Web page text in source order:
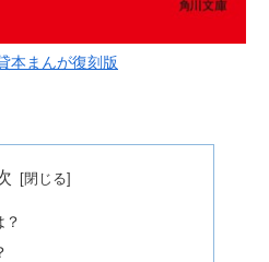
本まんが復刻版
？